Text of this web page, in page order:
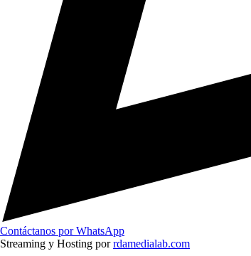
Contáctanos por WhatsApp
Streaming y Hosting porrdamedialab.com